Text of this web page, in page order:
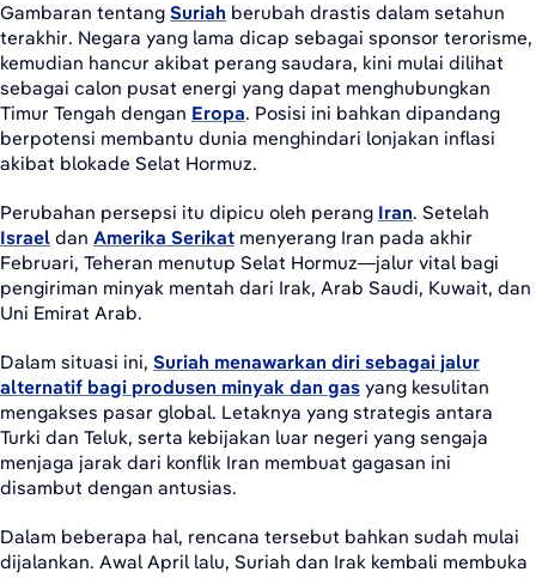
Gambaran tentang Suriah berubah drastis dalam setahun
terakhir. Negara yang lama dicap sebagai sponsor terorisme,
kemudian hancur akibat perang saudara, kini mulai dilihat
sebagai calon pusat energi yang dapat menghubungkan
Timur Tengah dengan Eropa. Posisi ini bahkan dipandang
berpotensi membantu dunia menghindari lonjakan inflasi
akibat blokade Selat Hormuz.
Perubahan persepsi itu dipicu oleh perang Iran. Setelah
Israel dan Amerika Serikat menyerang Iran pada akhir
Februari, Teheran menutup Selat Hormuz—jalur vital bagi
pengiriman minyak mentah dari Irak, Arab Saudi, Kuwait, dan
Uni Emirat Arab.
Dalam situasi ini, Suriah menawarkan diri sebagai jalur
alternatif bagi produsen minyak dan gas yang kesulitan
mengakses pasar global. Letaknya yang strategis antara
Turki dan Teluk, serta kebijakan luar negeri yang sengaja
menjaga jarak dari konflik Iran membuat gagasan ini
disambut dengan antusias.
Dalam beberapa hal, rencana tersebut bahkan sudah mulai
dijalankan. Awal April lalu, Suriah dan Irak kembali membuka